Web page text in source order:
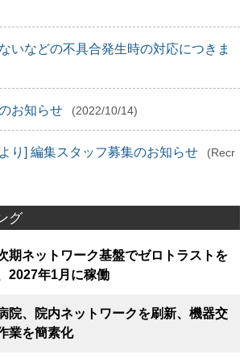
いなどの不具合発生時の対応につきま
お知らせ (2022/10/14)
り] 編集スタッフ募集のお知らせ
(Recr
グ
期ネットワーク基盤でゼロトラストを
2027年1月に稼働
院、院内ネットワークを刷新、機器交
業を簡素化